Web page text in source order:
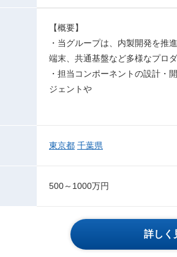
【概要】
・当グループは、内製開発を推
端末、共通基盤など多様なプロ
・担当コンポーネントの設計・
ジェントや
東京都 千葉県
500～1000万円
詳しく